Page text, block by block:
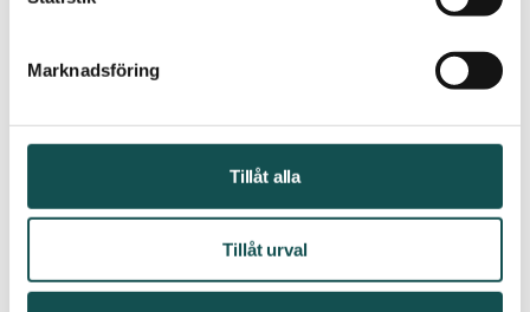
Marknadsföring
Tillåt alla
Tillåt urval
MQ – samarbete med Stadsmissionen med
använder.
Waynes Coffe – Kaffe & fralla för 59 kr.
Programmet uppdateras löpande.
Sveriges Stadsmissioner stöttar människor som lever i